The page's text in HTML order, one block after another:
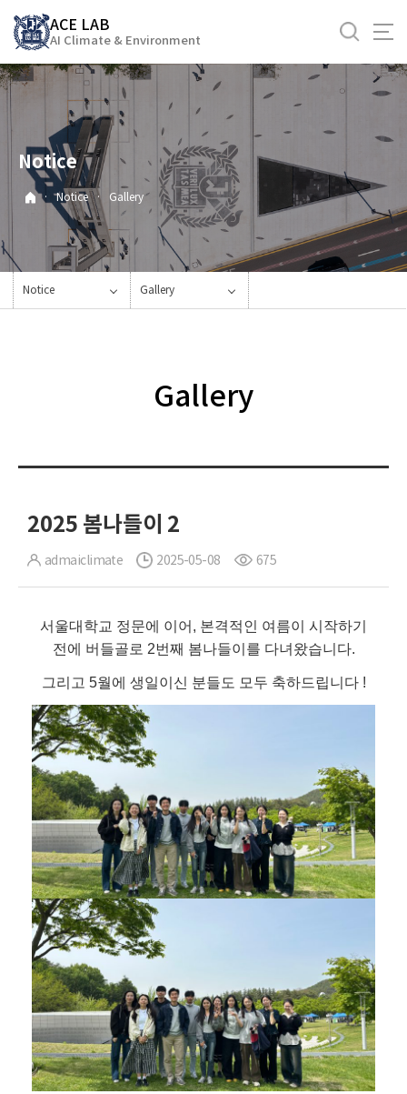
기
ACE LAB
AI Climate & Environment
Notice
· Notice · Gallery
Notice Gallery
Gallery
2025 봄나들이 2
admaiclimate 2025-05-08 675
서울대학교 정문에 이어, 본격적인 여름이 시작하기
전에 버들골로 2번째 봄나들이를 다녀왔습니다.
그리고 5월에 생일이신 분들도 모두 축하드립니다 !